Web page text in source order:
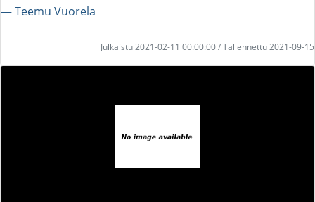
― Teemu Vuorela
Julkaistu 2021-02-11 00:00:00 / Tallennettu 2021-09-15